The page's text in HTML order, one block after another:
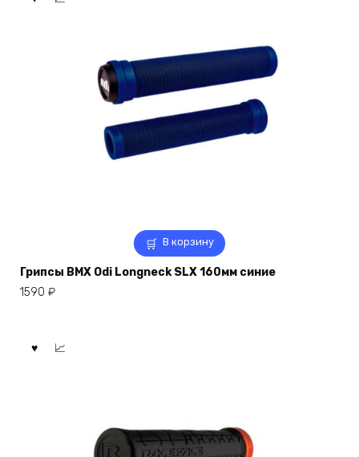
В корзину
Грипсы BMX Odi Longneck SLX 160мм синие
1590 ₽